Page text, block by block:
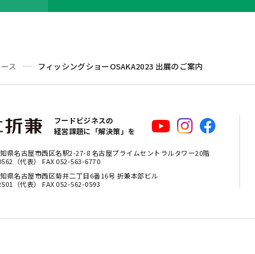
ス フィッシングショーOSAKA2023 出展のご案内
フードビジネスの
経営課題に「解決策」を
県名古屋市西区名駅2-27-8 名古屋プライムセントラルタワー20階
（代表） FAX 052-563-6770
県名古屋市西区菊井二丁目6番16号 折兼本部ビル
（代表） FAX 052-562-0593